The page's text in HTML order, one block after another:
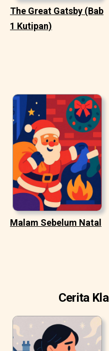
The Great Gatsby (Bab
1 Kutipan)
Malam Sebelum Natal
Cerita